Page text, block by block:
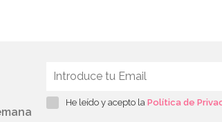
He leído y acepto la Política de